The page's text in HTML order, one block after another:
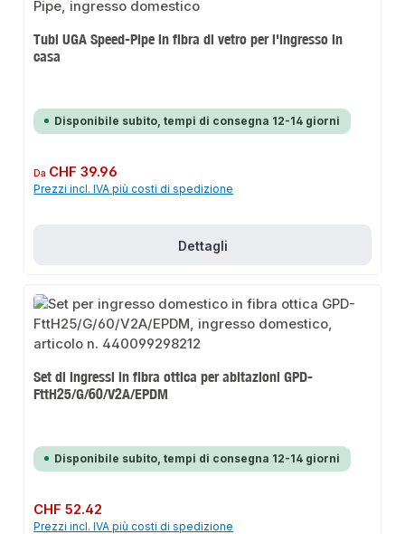
Tubi UGA Speed-Pipe in fibra di vetro per l'ingresso in
casa
Disponibile subito, tempi di consegna 12-14 giorni
Prezzo normale:
Da CHF 39.96
Prezzi incl. IVA più costi di spedizione
Dettagli
Set di ingressi in fibra ottica per abitazioni GPD-
FttH25/G/60/V2A/EPDM
Disponibile subito, tempi di consegna 12-14 giorni
Prezzo normale:
CHF 52.42
Prezzi incl. IVA più costi di spedizione